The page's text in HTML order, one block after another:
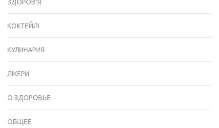
ЗДОРОВ'Я
КОКТЕЙЛІ
КУЛИНАРИЯ
ЛІКЕРИ
О ЗДОРОВЬЕ
ОБЩЕЕ